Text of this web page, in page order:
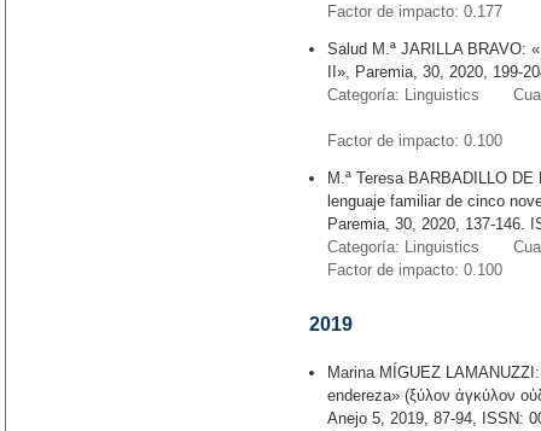
Factor de impacto: 0.177
Salud M.ª JARILLA BRAVO:
II», Paremia, 30, 2020, 199-
Categoría: Linguistics
Factor de impacto:
M.ª Teresa BARBADILLO
lenguaje familiar de cinco
Paremia, 30, 2020, 137-146.
Categoría: Linguistics
Factor de impacto: 0.100
2019
Marina MÍGUEZ
endereza» (ξύλον ἀγκύλον
Anejo 5, 2019, 87-94, ISSN: